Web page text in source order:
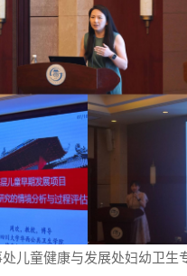
儿童健康与发展处妇幼卫生